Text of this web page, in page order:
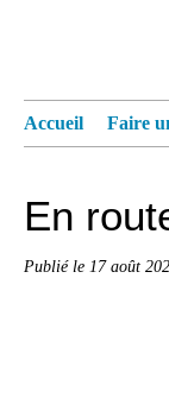
Accueil Faire
En
Publié le 17 août